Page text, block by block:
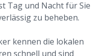
Tag und Nacht für Sie
zu beheben.
kennen die lokalen
schnell und sind